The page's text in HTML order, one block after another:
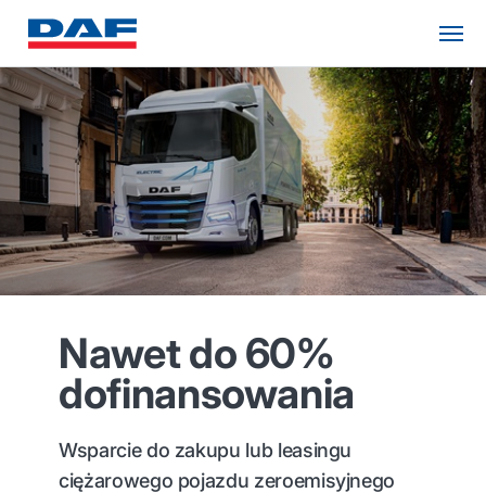
Nawet do 60%
dofinansowania
Wsparcie do zakupu lub leasingu
ciężarowego pojazdu zeroemisyjnego